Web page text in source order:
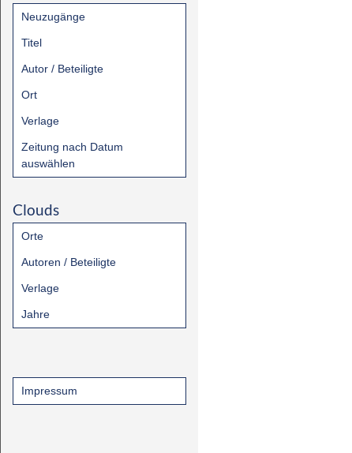
Neuzugänge
Titel
Autor / Beteiligte
Ort
Verlage
Zeitung nach Datum
auswählen
Clouds
Orte
Autoren / Beteiligte
Verlage
Jahre
Impressum